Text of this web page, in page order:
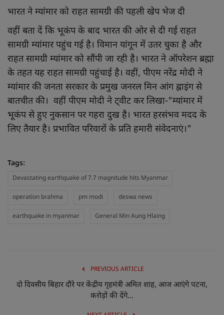
भारत ने म्यांमार को राहत सामग्री की पहली खेप भेज दी
वहीं बता दें कि भूकंप के बाद भारत की ओर से दी गई राहत
सामग्री म्यांमार पहुंच गई है। विमान यांगून में उतर चुका है और
राहत सामग्री म्यांमार को सौंपी जा रही है। भारत ने ऑपरेशन ब्रह्मा
के तहत यह राहत सामग्री पहुंचाई है। वहीं, पीएम नरेंद्र मोदी ने
म्यांमार की जनता सरकार के प्रमुख जनरल मिन आंग ह्लाइंग से
बातचीत की। वहीं पीएम मोदी ने ट्वीट कर लिखा-"म्यांमार में
भूकंप से हुए नुकसान पर गहरा दुख है। भारत हरसंभव मदद के
लिए तैयार है। प्रभावित परिवारों के प्रति हमारी संवेदनाएं।"
Tags:
Devastating earthquake of 7.7 magnitude hits Myanmar
operation brahma pm modi deswa news
earthquake in myanmar General Min Aung Hlaing
PREVIOUS ARTICLE
दो दिवसीय बिहार दौरे पर केंद्रीय गृहमंत्री अमित शाह, आज आएंगे पटना,
करोड़ों की देंगे...